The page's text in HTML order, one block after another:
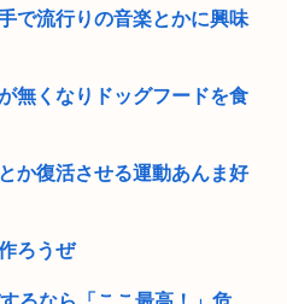
で流行りの音楽とかに興味
無くなりドッグフードを食
か復活させる運動あんま好
ろうぜ